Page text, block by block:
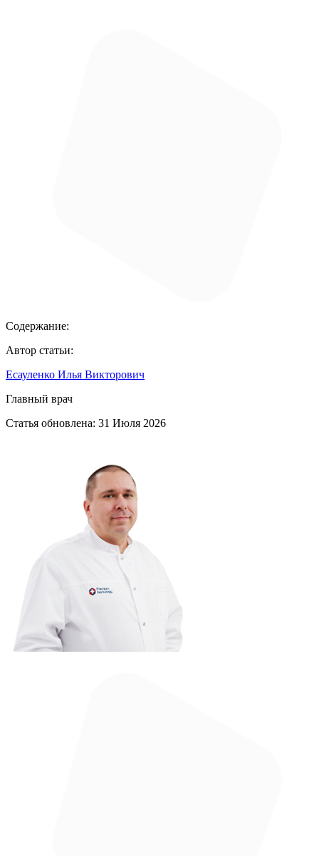
Содержание:
Автор статьи:
Есауленко Илья Викторович
Главный врач
Статья обновлена: 31 Июля 2026